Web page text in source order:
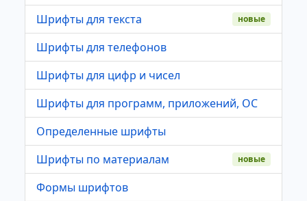
Шрифты для текста
новые
Шрифты для телефонов
Шрифты для цифр и чисел
Шрифты для программ, приложений, ОС
Определенные шрифты
Шрифты по материалам
новые
Формы шрифтов